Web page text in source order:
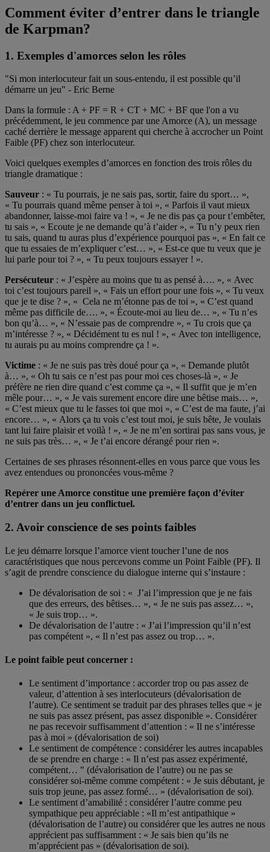
Comment éviter d’entrer dans le triangle
de Karpman?
1. Exemples d'amorces selon les rôles
"Si mon interlocuteur fait un sous-entendu, il est possible qu’il
démarre un jeu" - Eric Berne
Dans la formule : A + PF = R + CT + MC + BF que l'on a vu
précédemment, le jeu commence par une Amorce (A), un message
caché derrière le message apparent qui cherche à accrocher un Point
Faible (PF) chez son interlocuteur.
Voici quelques exemples d’amorces en fonction des trois rôles du
triangle dramatique :
Sauveur : « Tu pourrais, je ne sais pas, sortir, faire du sport… »,
« Tu pourrais quand même penser à toi », « Parfois il vaut mieux
abandonner, laisse-moi faire va ! », « Je ne dis pas ça pour t’embêter,
tu sais », « Ecoute je ne demande qu’à t’aider », « Tu n’y peux rien
tu sais, quand tu auras plus d’expérience pourquoi pas », « En fait ce
que tu essaies de m’expliquer c’est… », « Est-ce que tu veux que je
lui parle pour toi ? », « Tu peux toujours essayer ! ».
Persécuteur : « J’espère au moins que tu as pensé à…. », « Avec
toi c’est toujours pareil », « Fais un effort pour une fois », « Tu veux
que je te dise ? », « Cela ne m’étonne pas de toi », « C’est quand
même pas difficile de…. », « Écoute-moi au lieu de… », « Tu n’es
bon qu’à… », « N’essaie pas de comprendre », « Tu crois que ça
m’intéresse ? », « Décidément tu es nul ! », « Avec ton intelligence,
tu aurais pu au moins comprendre ça ! ».
Victime : « Je ne suis pas très doué pour ça », « Demande plutôt
à… », « Oh tu sais ce n’est pas pour moi ces choses-là », « Je
préfère ne rien dire quand c’est comme ça », « Il suffit que je m’en
mêle pour… », « Je vais surement encore dire une bêtise mais… »,
« C’est mieux que tu le fasses toi que moi », « C’est de ma faute, j’ai
encore… », « Alors ça tu vois c’est tout moi, je suis bête, Je voulais
tant lui faire plaisir et voilà ! », « Je ne m’en sortirai pas sans vous, je
ne suis pas très… », « Je t’ai encore dérangé pour rien ».
Certaines de ses phrases résonnent-elles en vous parce que vous les
avez entendues ou prononcées vous-même ?
Repérer une Amorce constitue une première façon d’éviter
d’entrer dans un jeu conflictuel.
2. Avoir conscience de ses points faibles
Le jeu démarre lorsque l’amorce vient toucher l’une de nos
caractéristiques que nous percevons comme un Point Faible (PF). Il
s’agit de prendre conscience du dialogue interne qui s’instaure :
De dévalorisation de soi : « J’ai l’impression que je ne fais
que des erreurs, des bêtises… », « Je ne suis pas assez… »,
« Je suis trop… ».
De dévalorisation de l’autre : « J’ai l’impression qu’il n’est
pas compétent », « Il n’est pas assez ou trop… ».
Le point faible peut concerner :
Le sentiment d’importance : accorder trop ou pas assez de
valeur, d’attention à ses interlocuteurs (dévalorisation de
l’autre). Ce sentiment se traduit par des phrases telles que « je
ne suis pas assez présent, pas assez disponible ». Considérer
ne pas recevoir suffisamment d’attention : « Il ne s’intéresse
pas à moi » (dévalorisation de soi)
Le sentiment de compétence : considérer les autres incapables
de se prendre en charge : « Il n’est pas assez expérimenté,
compétent… " (dévalorisation de l’autre) ou ne pas se
considérer soi-même comme compétent : « Je suis débutant, je
suis trop jeune, pas assez formé… » (dévalorisation de soi).
Le sentiment d’amabilité : considérer l’autre comme peu
sympathique peu appréciable : «Il m’est antipathique »
(dévalorisation de l’autre) ou considérer que les autres ne nous
apprécient pas suffisamment : « Je sais bien qu’ils ne
m’apprécient pas » (dévalorisation de soi).